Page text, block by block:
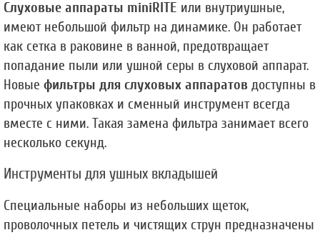
Слуховые аппараты miniRITE или внутриушные,
имеют небольшой фильтр на динамике. Он работает
как сетка в раковине в ванной, предотвращает
попадание пыли или ушной серы в слуховой аппарат.
Новые фильтры для слуховых аппаратов доступны в
прочных упаковках и сменный инструмент всегда
вместе с ними. Такая замена фильтра занимает всего
несколько секунд.
Инструменты для ушных вкладышей
Специальные наборы из небольших щеток,
проволочных петель и чистящих струн предназначены